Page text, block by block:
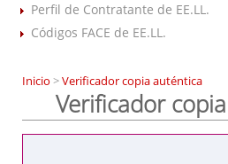
Perfil de Contratante de EE.LL.
Códigos FACE de EE.LL.
Inicio >Verificador copia auténtica
Verificador